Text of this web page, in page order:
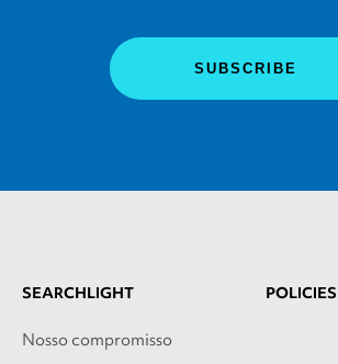
SEARCHLIGHT
Nosso compromisso
POLICIES